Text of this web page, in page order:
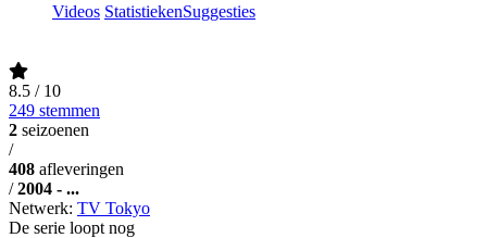
Videos StatistiekenSuggesties
8.5 / 10
249 stemmen
2 seizoenen
/
408 afleveringen
/ 2004 - ...
Netwerk: TV Tokyo
De serie loopt nog